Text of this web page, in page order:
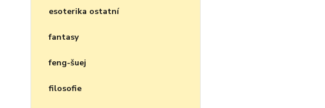
esoterika ostatní
fantasy
feng-šuej
filosofie